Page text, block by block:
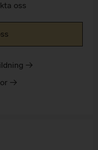
oss
→
→